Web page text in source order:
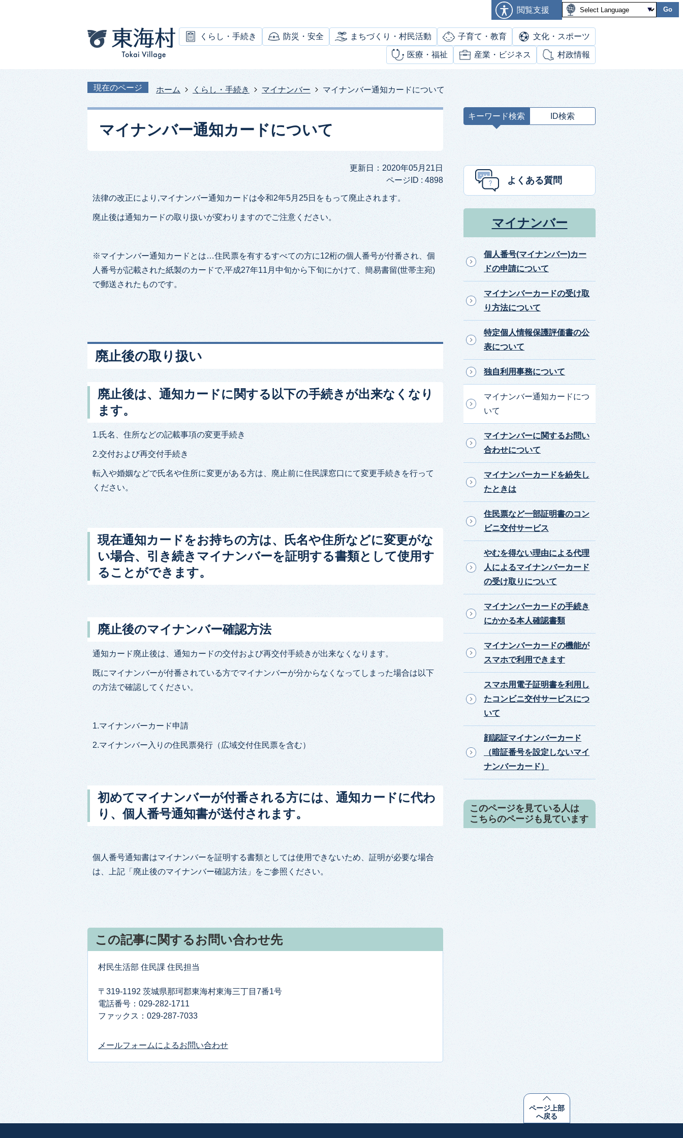
閲覧支援 Go
くらし・手続き 防災・安全 まちづくり・村民活動 子育て・教育 文化・スポーツ
医療・福祉 産業・ビジネス 村政情報
現在のページ ホーム くらし・手続き マイナンバー マイナンバー通知カードについて
マイナンバー通知カードについて
更新日：2020年05月21日
ページID : 4898
法律の改正により,マイナンバー通知カードは令和2年5月25日をもって廃止されます。
廃止後は通知カードの取り扱いが変わりますのでご注意ください。
※マイナンバー通知カードとは…住民票を有するすべての方に12桁の個人番号が付番され、個
人番号が記載された紙製のカードで,平成27年11月中旬から下旬にかけて、簡易書留(世帯主宛)
で郵送されたものです。
廃止後の取り扱い
廃止後は、通知カードに関する以下の手続きが出来なくなり
ます。
1.氏名、住所などの記載事項の変更手続き
2.交付および再交付手続き
転入や婚姻などで氏名や住所に変更がある方は、廃止前に住民課窓口にて変更手続きを行って
ください。
現在通知カードをお持ちの方は、氏名や住所などに変更がな
い場合、引き続きマイナンバーを証明する書類として使用す
ることができます。
廃止後のマイナンバー確認方法
通知カード廃止後は、通知カードの交付および再交付手続きが出来なくなります。
既にマイナンバーが付番されている方でマイナンバーが分からなくなってしまった場合は以下
の方法で確認してください。
1.マイナンバーカード申請
2.マイナンバー入りの住民票発行（広域交付住民票を含む）
初めてマイナンバーが付番される方には、通知カードに代わ
り、個人番号通知書が送付されます。
個人番号通知書はマイナンバーを証明する書類としては使用できないため、証明が必要な場合
は、上記「廃止後のマイナンバー確認方法」をご参照ください。
この記事に関するお問い合わせ先
村民生活部 住民課 住民担当
〒319-1192 茨城県那珂郡東海村東海三丁目7番1号
電話番号：029-282-1711
ファックス：029-287-7033
メールフォームによるお問い合わせ
キーワード検索 ID検索
ー
よくある質問
マイナンバー
個人番号(マイナンバー)カー
ドの申請について
マイナンバーカードの受け取
り方法について
特定個人情報保護評価書の公
表について
独自利用事務について
マイナンバー通知カードにつ
いて
マイナンバーに関するお問い
合わせについて
マイナンバーカードを紛失し
たときは
住民票など一部証明書のコン
ビニ交付サービス
やむを得ない理由による代理
人によるマイナンバーカード
の受け取りについて
マイナンバーカードの手続き
にかかる本人確認書類
マイナンバーカードの機能が
スマホで利用できます
スマホ用電子証明書を利用し
たコンビニ交付サービスにつ
いて
顔認証マイナンバーカード
（暗証番号を設定しないマイ
ナンバーカード）
このページを見ている人は
こちらのページも見ています
ページ上部
へ戻る